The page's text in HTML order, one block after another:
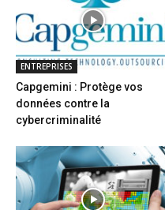
ENTREPRISES
Capgemini : Protège vos
données contre la
cybercriminalité